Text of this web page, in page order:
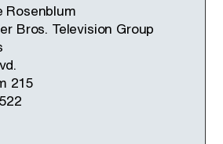
Rosenblum
Bros. Television Group
215